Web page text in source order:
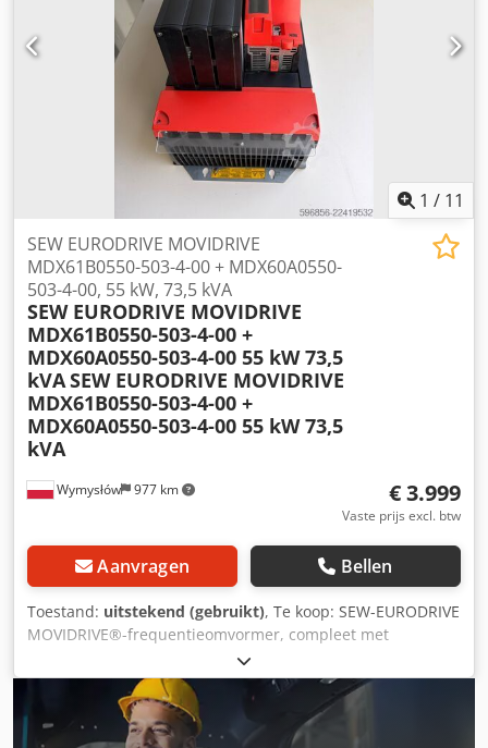
Netto prijs berekend volgens wisselkoers 4,2 PLN/EUR (Bij
grotere koersschommelingen kan de prijs veranderen)
1 / 11
Wymysłów 977 km
SEW EURODRIVE MOVIDRIVE
MDX61B0550-503-4-00 + MDX60A0550-
503-4-00, 55 kW, 73,5 kVA
SEW EURODRIVE MOVIDRIVE
MDX61B0550-503-4-00 +
MDX60A0550-503-4-00 55 kW 73,5
kVASEW EURODRIVE MOVIDRIVE
MDX61B0550-503-4-00 +
MDX60A0550-503-4-00 55 kW 73,5
kVA
€ 3.999
Vaste prijs excl. btw
Aanvragen Bellen
Toestand: uitstekend (gebruikt), Te koop: SEW-EURODRIVE
MOVIDRIVE®-frequentieomvormer, compleet met
MDX60A0550-503-4-00-vermogensmodule. Dit is een
frequentieomvormer met een vermogen van 55 kW,
bedoeld voor het aansturen van driefasige motoren van 3
× 380–500 V. De specificaties komen overeen met de